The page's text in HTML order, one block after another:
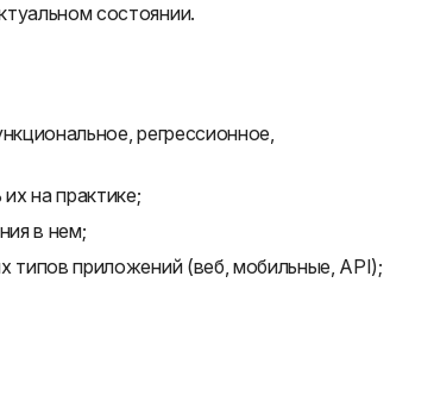
состоянии.
регрессионное,
на практике;
в нем;
типов приложений (веб, мобильные, API);